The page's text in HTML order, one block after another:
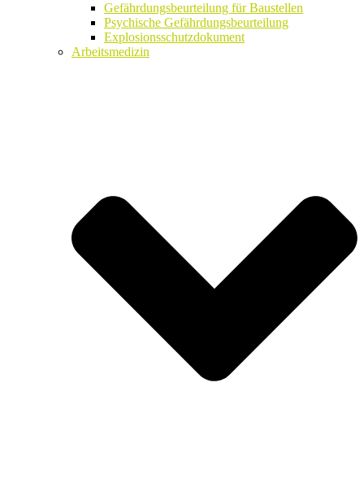
Gefährdungsbeurteilung für Baustellen
Psychische Gefährdungsbeurteilung
Explosionsschutzdokument
Arbeitsmedizin